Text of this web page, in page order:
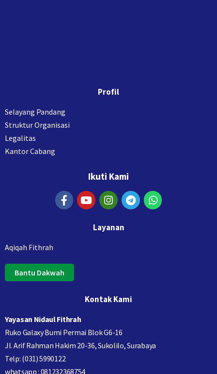
Profil
Selayang Pandang
Struktur Organisasi
Legalitas
Kantor Cabang
Ikuti Kami
Layanan
Aqiqah Fithrah
Bantu Dakwah
Kontak Kami
Yayasan Nidaul Fithrah
Ruko Galaxy Bumi Permai Blok G6-16
Jl. Arif Rahman Hakim 20-36, Sukolilo, Surabaya
Telp: (031) 5990122
whatsapp : 081232368754